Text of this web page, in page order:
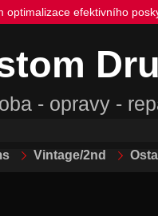
optimalizace efektivního
- opravy -
Vintage/2nd